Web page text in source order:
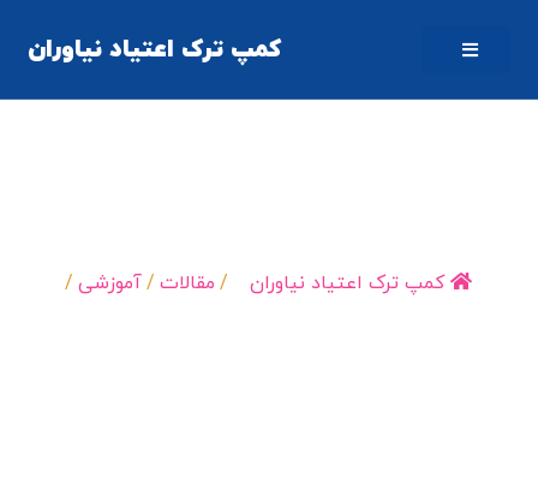
کمپ ترک اعتیاد نیاوران
کمپ ترک اعتیاد نیاوران / مقالات /آموزشی /